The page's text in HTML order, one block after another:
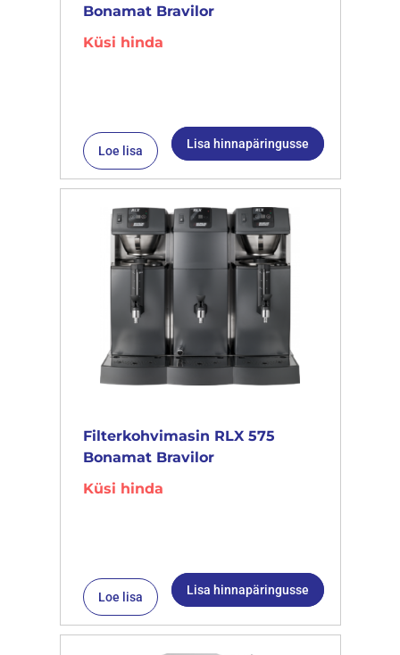
Bonamat Bravilor
Küsi hinda
Loe lisa Lisa hinnapäringusse
Filterkohvimasin RLX 575
Bonamat Bravilor
Küsi hinda
Loe lisa Lisa hinnapäringusse